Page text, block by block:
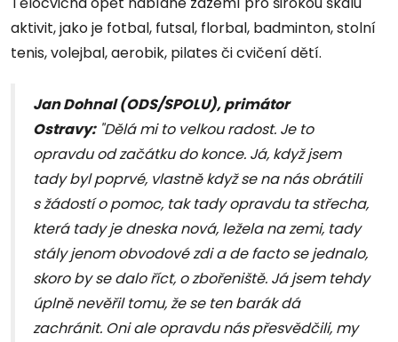
aktivit, jako je fotbal, futsal, florbal, badminton, stolní
tenis, volejbal, aerobik, pilates či cvičení dětí.
Jan Dohnal (ODS/SPOLU), primátor
Ostravy:"Dělá mi to velkou radost. Je to
opravdu od začátku do konce. Já, když jsem
tady byl poprvé, vlastně když se na nás obrátili
s žádostí o pomoc, tak tady opravdu ta střecha,
která tady je dneska nová, ležela na zemi, tady
stály jenom obvodové zdi a de facto se jednalo,
skoro by se dalo říct, o zbořeniště. Já jsem tehdy
úplně nevěřil tomu, že se ten barák dá
zachránit. Oni ale opravdu nás přesvědčili, my